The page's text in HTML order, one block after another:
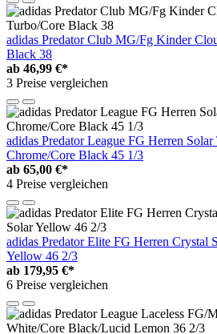
adidas Predator Club MG/Fg Kinder
Black 38
ab 46,99 €*
3 Preise vergleichen
adidas Predator League FG Herren
Chrome/Core Black 45 1/3
ab 65,00 €*
4 Preise vergleichen
adidas Predator Elite FG Herren Crystal
Yellow 46 2/3
ab 179,95 €*
6 Preise vergleichen